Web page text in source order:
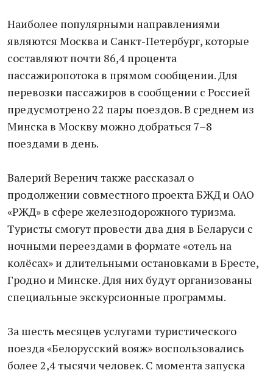
Наиболее популярными направлениями
являются Москва и Санкт-Петербург, которые
составляют почти 86,4 процента
пассажиропотока в прямом сообщении. Для
перевозки пассажиров в сообщении с Россией
предусмотрено 22 пары поездов. В среднем из
Минска в Москву можно добраться 7–8
поездами в день.
Валерий Веренич также рассказал о
продолжении совместного проекта БЖД и ОАО
«РЖД» в сфере железнодорожного туризма.
Туристы смогут провести два дня в Беларуси с
ночными переездами в формате «отель на
колёсах» и длительными остановками в Бресте,
Гродно и Минске. Для них будут организованы
специальные экскурсионные программы.
За шесть месяцев услугами туристического
поезда «Белорусский вояж» воспользовались
более 2,4 тысячи человек. С момента запуска